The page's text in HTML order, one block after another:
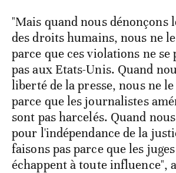
"Mais quand nous dénonçons
des droits humains, nous ne
parce que ces violations ne
pas aux Etats-Unis. Quand
liberté de la presse, nous ne
parce que les journalistes
sont pas harcelés. Quand
pour l'indépendance de la
faisons pas parce que les
échappent à toute influence",